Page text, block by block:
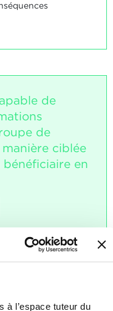
à l’espace tuteur du
de
de
ciblée
en